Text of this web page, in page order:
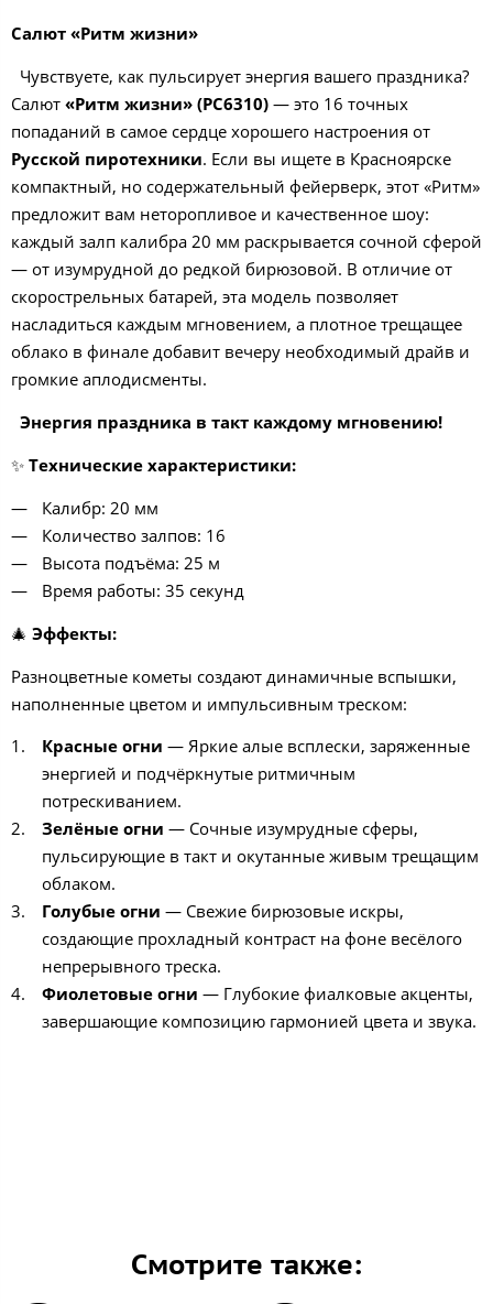
Салют «Ритм жизни»
Чувствуете, как пульсирует энергия вашего праздника?
Салют «Ритм жизни» (РС6310) — это 16 точных
попаданий в самое сердце хорошего настроения от
Русской пиротехники. Если вы ищете в Красноярске
компактный, но содержательный фейерверк, этот «Ритм»
предложит вам неторопливое и качественное шоу:
каждый залп калибра 20 мм раскрывается сочной сферой
— от изумрудной до редкой бирюзовой. В отличие от
скорострельных батарей, эта модель позволяет
насладиться каждым мгновением, а плотное трещащее
облако в финале добавит вечеру необходимый драйв и
громкие аплодисменты.
Энергия праздника в такт каждому мгновению!
✨ Технические характеристики:
Калибр: 20 мм
Количество залпов: 16
Высота подъёма: 25 м
Время работы: 35 секунд
🎄 Эффекты:
Разноцветные кометы создают динамичные вспышки,
наполненные цветом и импульсивным треском:
Красные огни — Яркие алые всплески, заряженные
энергией и подчёркнутые ритмичным
потрескиванием.
Зелёные огни — Сочные изумрудные сферы,
пульсирующие в такт и окутанные живым трещащим
облаком.
Голубые огни — Свежие бирюзовые искры,
создающие прохладный контраст на фоне весёлого
непрерывного треска.
Фиолетовые огни — Глубокие фиалковые акценты,
завершающие композицию гармонией цвета и звука.
Смотрите также: